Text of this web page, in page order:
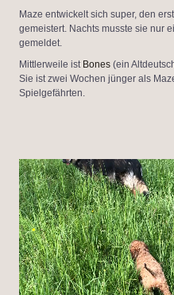
Maze entwickelt sich super, den
gemeistert. Nachts musste sie nur
gemeldet.
Mittlerweile ist Bones (ein
Sie ist zwei Wochen jünger als
Spielgefährten.